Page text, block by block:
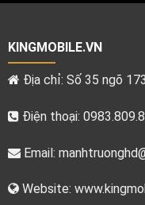
KINGMOBILE.VN
Địa chỉ: Số 35 ngõ
Điện thoại:
Email:
Website: